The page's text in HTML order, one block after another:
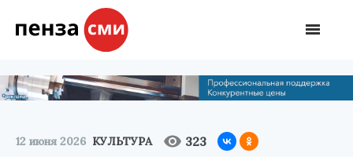
12 июня 2026 КУЛЬТУРА 323